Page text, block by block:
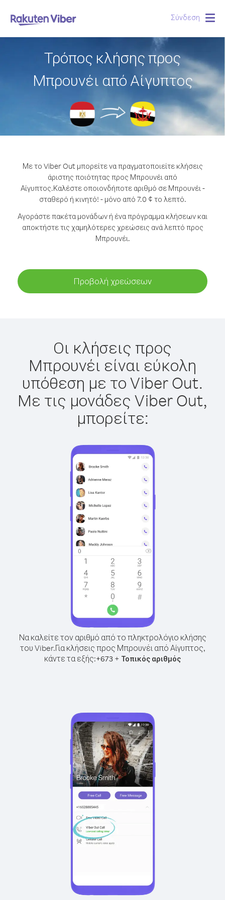
Σύνδεση
Τρόπος κλήσης προς
Μπρουνέι από Αίγυπτος
Με το Viber Out μπορείτε να πραγματοποιείτε κλήσεις
άριστης ποιότητας προς Μπρουνέι από
Αίγυπτος.Καλέστε οποιονδήποτε αριθμό σε Μπρουνέι -
σταθερό ή κινητό! - μόνο από 7.0 ¢ το λεπτό.
Αγοράστε πακέτα μονάδων ή ένα πρόγραμμα κλήσεων και
αποκτήστε τις χαμηλότερες χρεώσεις ανά λεπτό προς
Μπρουνέι.
Προβολή χρεώσεων
Οι κλήσεις προς
Μπρουνέι είναι εύκολη
υπόθεση με το Viber Out.
Με τις μονάδες Viber Out,
μπορείτε:
Να καλείτε τον αριθμό από το πληκτρολόγιο κλήσης
του Viber.Για κλήσεις προς Μπρουνέι από Αίγυπτος,
κάντε τα εξής:+673 + Τοπικός αριθμός